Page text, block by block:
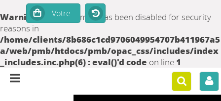
Warning: set_time_limit() has been disabled for security
reasons in
/home/clients/8b686c1cd9706049954707b411967a5
a/web/pmb/htdocs/pmb/opac_css/includes/index
_includes.inc.php(6) : eval()'d code on line 1